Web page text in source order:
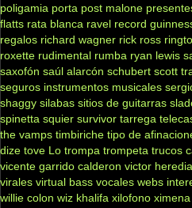
poligamia porta post malone
flatts rata blanca ravel record
regalos richard wagner rick ross
roxette rudimental rumba ryan lewis
saxofón saúl alarcón schubert scott
seguros instrumentos musicales
shaggy silabas sitios de guitarras
spinetta squier survivor tarrega
the vamps timbiriche tipo de
dize tove Lo trompa trompeta trucos
vicente garrido calderon victor heredia
virales virtual bass vocales webs
willie colon wiz khalifa xilofono